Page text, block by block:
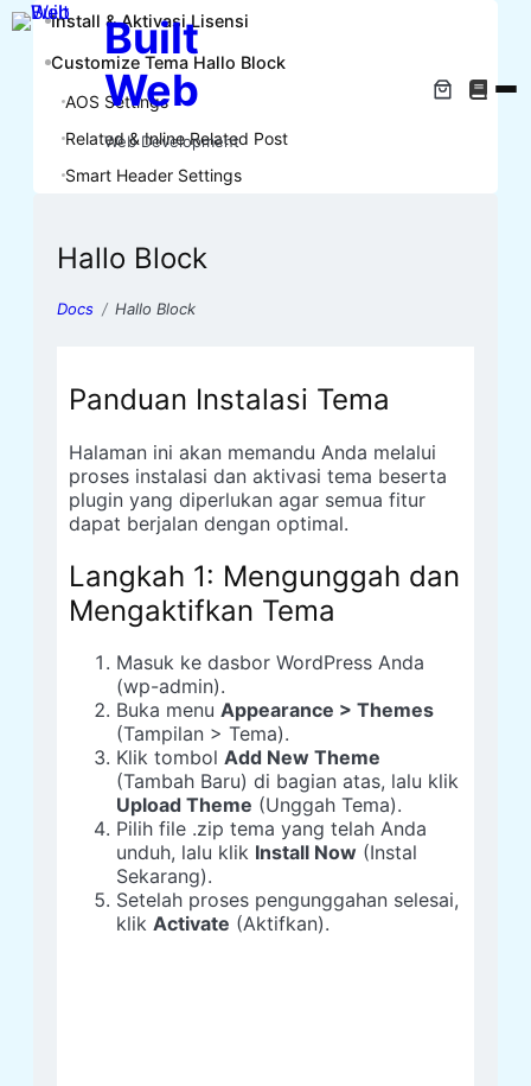
Built
Web
Web Development
Install & Aktivasi Lisensi
Customize Tema Hallo Block
AOS Settings
Related & Inline Related Post
Smart Header Settings
Hallo Block
Docs Hallo Block
Panduan Instalasi Tema
Halaman ini akan memandu Anda melalui
proses instalasi dan aktivasi tema beserta
plugin yang diperlukan agar semua fitur
dapat berjalan dengan optimal.
Langkah 1: Mengunggah dan
Mengaktifkan Tema
Masuk ke dasbor WordPress Anda
(wp-admin).
Buka menu Appearance > Themes
(Tampilan > Tema).
Klik tombol Add New Theme
(Tambah Baru) di bagian atas, lalu klik
Upload Theme (Unggah Tema).
Pilih file .zip tema yang telah Anda
unduh, lalu klik Install Now (Instal
Sekarang).
Setelah proses pengunggahan selesai,
klik Activate (Aktifkan).